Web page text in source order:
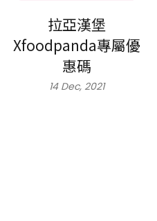
拉亞漢堡
Xfoodpanda專屬優
惠碼
14 Dec, 2021